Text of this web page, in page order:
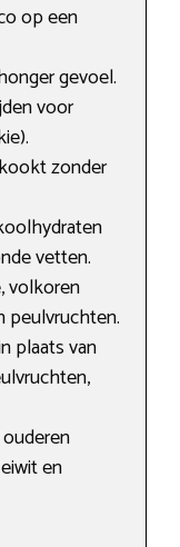
op een
gevoel.
voor
zonder
vetten.
volkoren
peulvruchten.
plaats van
en